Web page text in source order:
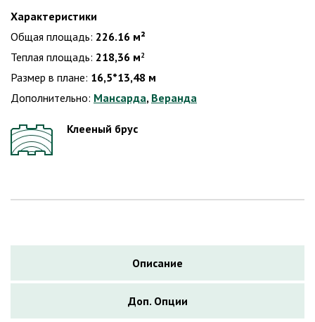
Характеристики
Общая площадь: 226.16 м²
Теплая площадь: 218,36 м2
Размер в плане: 16,5*13,48 м
Дополнительно: Мансарда, Веранда
Клееный брус
Описание
Доп. Опции